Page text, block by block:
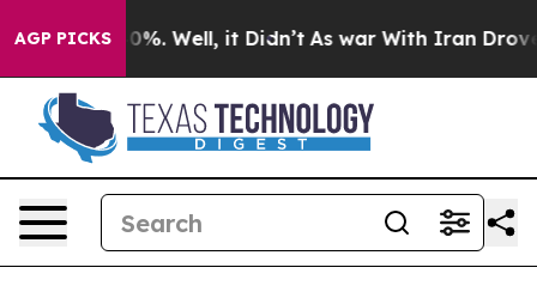
AGP PICKS40%. Well, it Didn’t As war With Iran Drove oil